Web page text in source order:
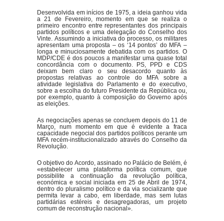
Desenvolvida em inícios de 1975, a ideia ganhou vida
a 21 de Fevereiro, momento em que se realiza o
primeiro encontro entre representantes dos principais
partidos políticos e uma delegação do Conselho dos
Vinte. Assumindo a iniciativa do processo, os militares
apresentam uma proposta – os ‘14 pontos’ do MFA –
longa e minuciosamente debatida com os partidos. O
MDP/CDE é dos poucos a manifestar uma quase total
concordância com o documento. PS, PPD e CDS
deixam bem claro o seu desacordo quanto às
propostas relativas ao controle do MFA sobre a
atividade legislativa do Parlamento e do executivo,
sobre a escolha do futuro Presidente da República ou,
por exemplo, quanto à composição do Governo após
as eleições.
As negociações apenas se concluem depois do 11 de
Março, num momento em que é evidente a fraca
capacidade negocial dos partidos políticos perante um
MFA recém-institucionalizado através do Conselho da
Revolução.
O objetivo do Acordo, assinado no Palácio de Belém, é
«estabelecer uma plataforma política comum, que
possibilite a continuação da revolução política,
económica e social iniciada em 25 de Abril de 1974,
dentro do pluralismo político e da via socializante que
permita levar a cabo, em liberdade, mas sem lutas
partidárias estéreis e desagregadoras, um projeto
comum de reconstrução nacional».